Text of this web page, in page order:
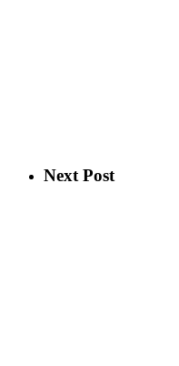
Next Post